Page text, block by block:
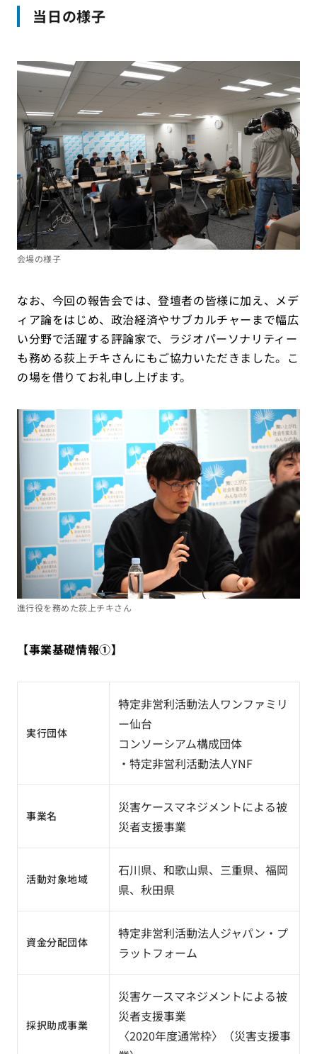
当日の様子
会場の様子
なお、今回の報告会では、登壇者の皆様に加え、メデ
ィア論をはじめ、政治経済やサブカルチャーまで幅広
い分野で活躍する評論家で、ラジオパーソナリティー
も務める荻上チキさんにもご協力いただきました。こ
の場を借りてお礼申し上げます。
進行役を務めた荻上チキさん
【事業基礎情報①】
実行団体
特定非営利活動法人ワンファミリ
ー仙台
コンソーシアム構成団体
・特定非営利活動法人YNF
事業名
災害ケースマネジメントによる被
災者支援事業
活動対象地域
石川県、和歌山県、三重県、福岡
県、秋田県
資金分配団体
特定非営利活動法人ジャパン・プ
ラットフォーム
採択助成事業
災害ケースマネジメントによる被
災者支援事業
〈2020年度通常枠〉（災害支援事